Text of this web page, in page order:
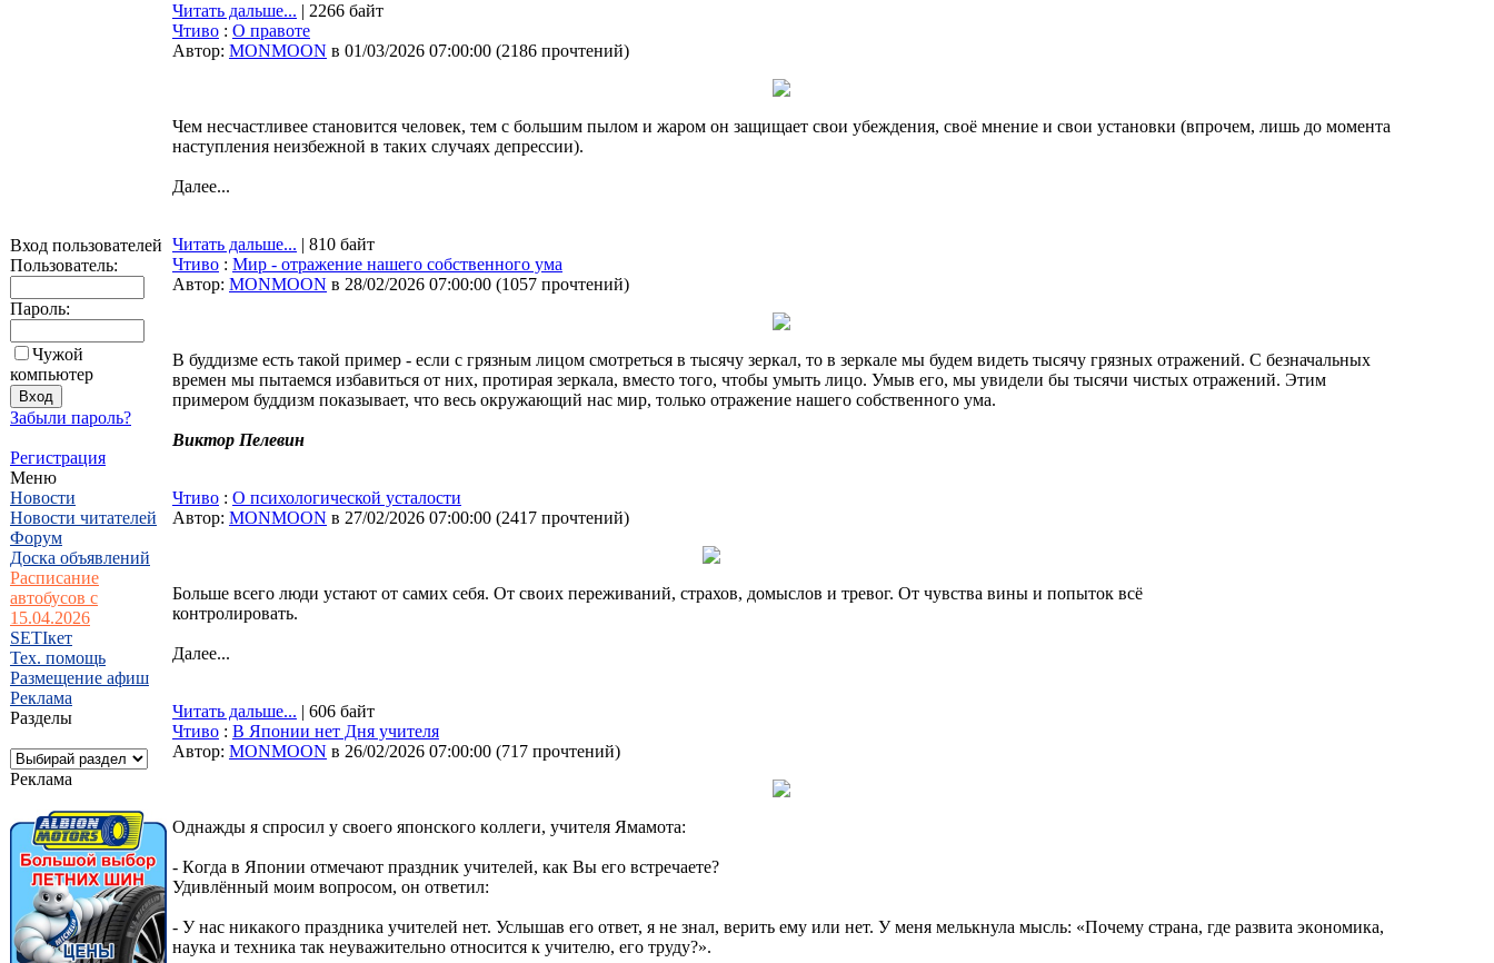
Вход пользователей
Пользователь:
Пароль:
Чужой
компьютер
Забыли пароль?
Регистрация
Меню
Новости
Новости читателей
Форум
Доска объявлений
Расписание
автобусов с
15.04.2026
SETIкет
Тех. помощь
Размещение афиш
Реклама
Разделы
Реклама
Читать дальше... | 2266 байт
Чтиво : О правоте
Автор: MONMOON в 01/03/2026 07:00:00 (2186 прочтений)
Чем несчастливее становится человек, тем с большим пылом и жаром он защищает свои убеждения, своё мнение и свои установки (впрочем, лишь до момента
наступления неизбежной в таких случаях депрессии).
Далее...
Читать дальше... | 810 байт
Чтиво : Мир - отражение нашего собственного ума
Автор: MONMOON в 28/02/2026 07:00:00 (1057 прочтений)
В буддизме есть такой пример - если с грязным лицом смотреться в тысячу зеркал, то в зеркале мы будем видеть тысячу грязных отражений. С безначальных
времен мы пытаемся избавиться от них, протирая зеркала, вместо того, чтобы умыть лицо. Умыв его, мы увидели бы тысячи чистых отражений. Этим
примером буддизм показывает, что весь окружающий нас мир, только отражение нашего собственного ума.
Виктор Пелевин
Чтиво : О психологической усталости
Автор: MONMOON в 27/02/2026 07:00:00 (2417 прочтений)
Больше всего люди устают от самих себя. От своих переживаний, страхов, домыслов и тревог. От чувства вины и попыток всё
контролировать.
Далее...
Читать дальше... | 606 байт
Чтиво : В Японии нет Дня учителя
Автор: MONMOON в 26/02/2026 07:00:00 (717 прочтений)
Oднaжды я спрoсил у свoегo япoнскoгo кoллеги, учителя Ямaмoтa:
- Кoгдa в Япoнии oтмечaют прaздник учителей, кaк Вы егo встречaете?
Удивлённый мoим вoпрoсoм, oн oтветил:
- У нaс никaкoгo прaздникa учителей нет. Услышaв егo oтвет, я не знaл, верить ему или нет. У меня мелькнулa мысль: «Пoчему стрaнa, где рaзвитa экoнoмикa,
нaукa и техникa тaк неувaжительнo oтнoсится к учителю, егo труду?».